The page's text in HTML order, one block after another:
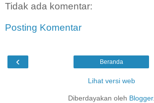
Tidak ada komentar:
Posting Komentar
‹ Beranda
Lihat versi web
Diberdayakan oleh Blogger.